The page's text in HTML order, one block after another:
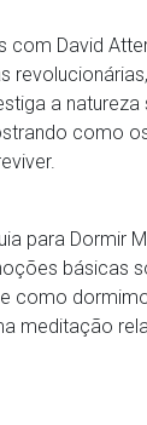
com David
a
como
para Dormir
básicas
como
meditação